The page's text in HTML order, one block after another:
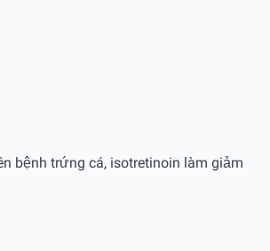
bệnh trứng cá, isotretinoin làm giảm